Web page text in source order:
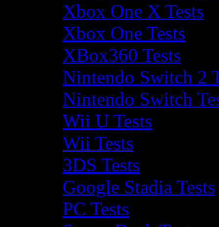
Xbox One X Tests
Xbox One Tests
XBox360 Tests
Nintendo Switch 2
Nintendo Switch
Wii U Tests
Wii Tests
3DS Tests
Google Stadia Tests
PC Tests